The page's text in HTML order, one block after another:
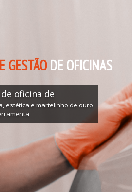
oficina de
estética e martelinho de ouro
GESTÃODE OFICINAS